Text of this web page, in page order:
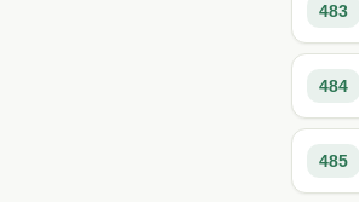
483
484
485